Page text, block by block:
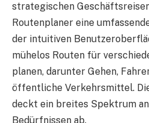
strategischen
Routenplaner eine
der intuitiven
mühelos Routen für
planen, darunter Gehen,
öffentliche Verkehrsmittel.
deckt ein breites Spektrum
Bedürfnissen ab.